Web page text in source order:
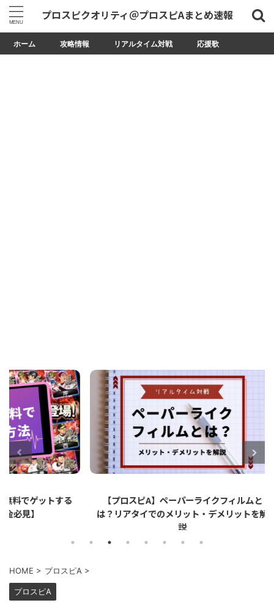
プロスピクオリティ＠プロスピAまとめ速報
ホーム 攻略情報 リアルタイム対戦 応援歌
する
【プロスピA】ペーパーライクフィルムと
は？リアタイでのメリット・デメリットを解
【プ
プロスピA